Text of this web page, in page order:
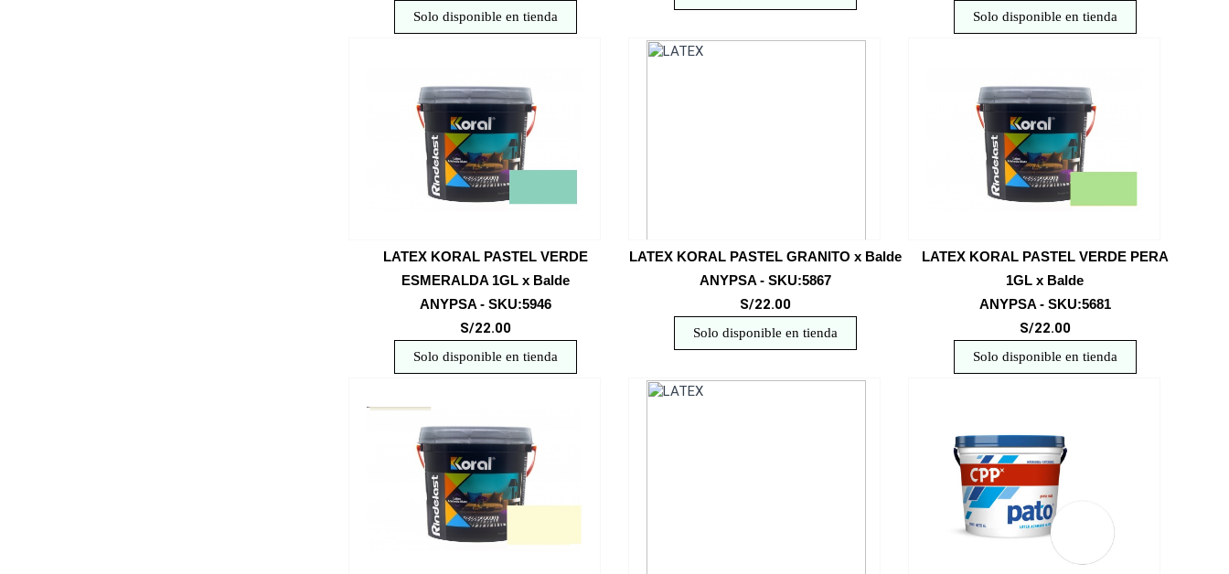
Solo disponible en tienda Solo disponible en tienda
LATEX KORAL PASTEL VERDE
ESMERALDA 1GL x Balde
ANYPSA - SKU:5946
S/22.00
Solo disponible en tienda
LATEX KORAL PASTEL GRANITO x Balde
ANYPSA - SKU:5867
S/22.00
Solo disponible en tienda
LATEX KORAL PASTEL VERDE PERA
1GL x Balde
ANYPSA - SKU:5681
S/22.00
Solo disponible en tienda